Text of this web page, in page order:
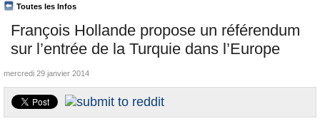
Gouvernement
Ministères/Directions
Blog
Elections européennes
François Hollande propose un référendum
sur l’entrée de la Turquie dans l’Europe
Toutes les Infos
A la Une
Polémiques
La France et le Monde
Nominations et Démissions
mercredi 29 janvier 2014